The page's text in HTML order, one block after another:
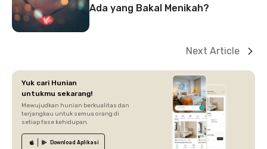
Ada yang Bakal Menikah?
Next Article
Yuk cari Hunian
untukmu sekarang!
Mewujudkan hunian berkualitas dan
terjangkau untuk semua orang di
setiap fase kehidupan.
Download Aplikasi